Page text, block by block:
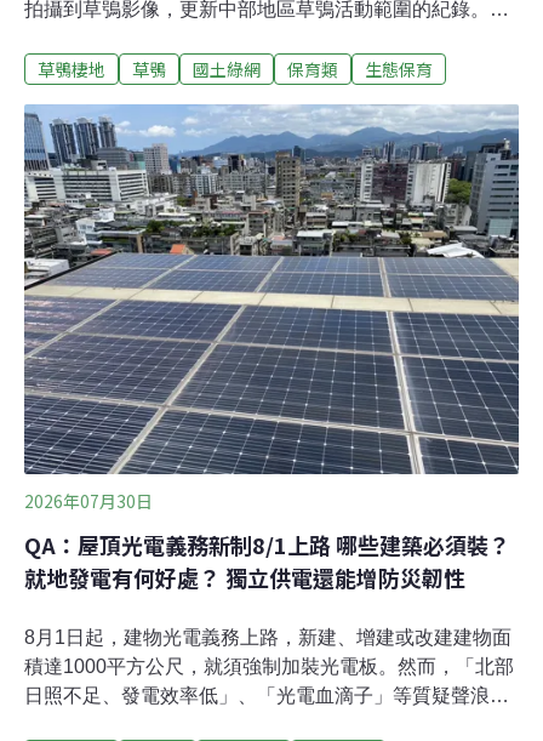
拍攝到草鴞影像，更新中部地區草鴞活動範圍的紀錄。草
分署辦理大肚台地淺山保育軸帶的物種盤點調查時，驚喜
圍，針對大安溪、大甲溪、烏溪與大肚山台地等潛力地
點，透過自動相機、聲音監測及棲地現況盤點等方式進行
調查，並成功拍攝到草鴞身影，逐步建立台中地區草鴞活
動資料。草鴞為台灣瀕臨絕種保育類野生動物，也是台灣
唯一在草地上築巢的貓頭鷹，族群數量稀少、行蹤隱密，
主要活動於低海拔開闊草生環境，並常利用白茅、甜根子
草及五節芒等高草植被築巢繁殖。過去多認為草鴞分布熱
區在台南、嘉義、高雄及屏東；1960年代大肚山台地曾有
草鴞的繁殖紀錄，顯示大肚山台地及周邊草生環境，可能
曾是草鴞的重要棲地之一。復育白茅草地營
草鴞棲地 草鴞 國土綠網 保育類 生態保育
2026年07月30日
QA：屋頂光電義務新制8/1上路 哪些建築必須裝？
就地發電有何好處？ 獨立供電還能增防災韌性
8月1日起，建物光電義務上路，新建、增建或改建建物面
積達1000平方公尺，就須強制加裝光電板。然而，「北部
日照不足、發電效率低」、「光電血滴子」等質疑聲浪也